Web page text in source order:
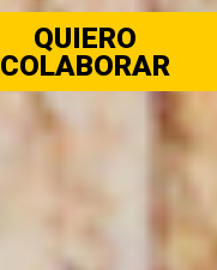
QUIERO
COLABORAR